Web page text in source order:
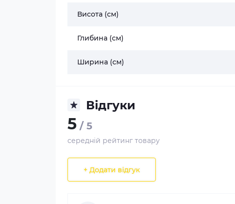
Висота (см)
Глибина (см)
Ширина (см)
Відгуки
5 / 5
середній рейтинг товару
+ Додати відгук